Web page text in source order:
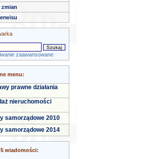
zmian
zaawansowane
menu:
prawne działania
nieruchomości
samorządowe 2010
samorządowe 2014
wiadomości: